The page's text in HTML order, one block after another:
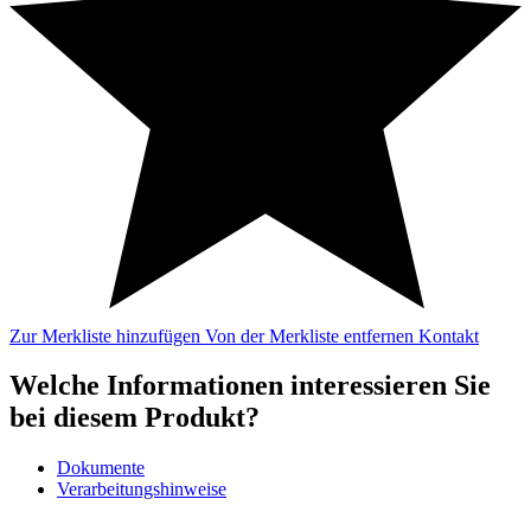
Zur Merkliste hinzufügen Von der Merkliste entfernen Kontakt
Welche Informationen interessieren Sie
bei diesem Produkt?
Dokumente
Verarbeitungshinweise